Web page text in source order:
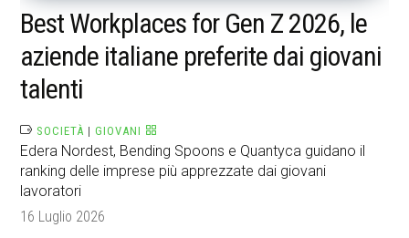
Best Workplaces for Gen Z 2026, le
aziende italiane preferite dai giovani
talenti
SOCIETÀ |GIOVANI
Edera Nordest, Bending Spoons e Quantyca guidano il
ranking delle imprese più apprezzate dai giovani
lavoratori
16 Luglio 2026